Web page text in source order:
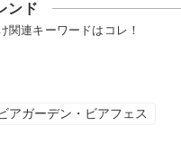
ンド
関連キーワードはコレ！
アガーデン・ビアフェス